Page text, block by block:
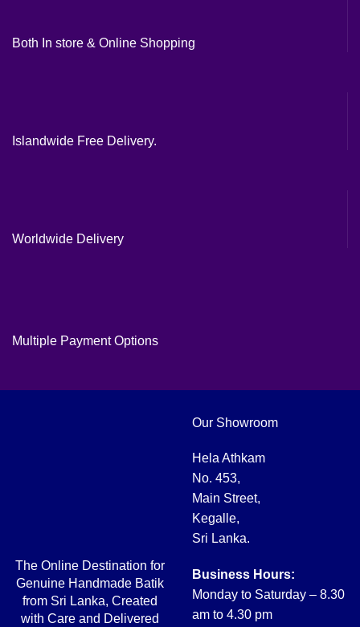
Both In store & Online Shopping
Islandwide Free Delivery.
Worldwide Delivery
Multiple Payment Options
The Online Destination for
Genuine Handmade Batik
from Sri Lanka, Created
with Care and Delivered
Our Showroom
Hela Athkam
No. 453,
Main Street,
Kegalle,
Sri Lanka.
Business Hours:
Monday to Saturday – 8.30
am to 4.30 pm